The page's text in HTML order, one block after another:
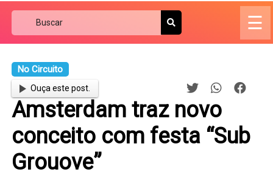
☰
No Circuito
Ouça este post.
Amsterdam traz novo
conceito com festa “Sub
Grouove”